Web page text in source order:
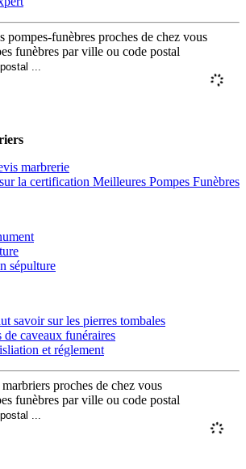
pompes-funèbres proches de chez vous
funèbres par ville ou code postal
marbrerie
la certification Meilleures Pompes Funèbres
sépulture
savoir sur les pierres tombales
de caveaux funéraires
et réglement
proches de chez vous
funèbres par ville ou code postal